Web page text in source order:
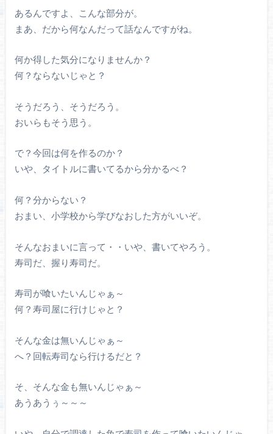
あるんですよ、こんな部分が。
まあ、だから何なんだって話なんですがね。
何か得した気分になりませんか？
何？ならないじゃと？
そうだろう、そうだろう。
おいらもそう思う。
で？今回は何を作るのか？
いや、タイトルに書いてるから分かるべ？
何？分からない？
おまい、小学校から学びなおした方がいいぞ。
そんなおまいに言って・・いや、書いてやろう。
寿司だ、握り寿司だ。
寿司が喰いたいんじゃぁ～
何？寿司屋に行けじゃと？
そんな金は無いんじゃぁ～
へ？回転寿司なら行けるだと？
そ、そんな金も無いんじゃぁ～
あうあうぅ～～～